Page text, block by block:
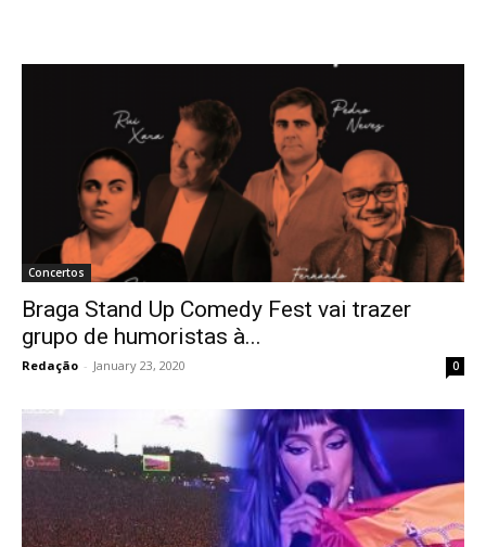
Concertos
Braga Stand Up Comedy Fest vai trazer
grupo de humoristas à...
Redação - January 23, 2020 0